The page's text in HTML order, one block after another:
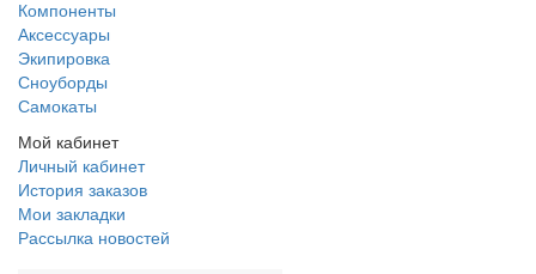
Компоненты
Аксессуары
Экипировка
Сноуборды
Самокаты
Мой кабинет
Личный кабинет
История заказов
Мои закладки
Рассылка новостей